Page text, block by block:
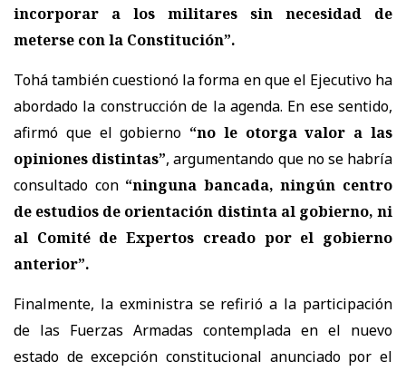
incorporar a los militares sin necesidad de
meterse con la Constitución”.
Tohá también cuestionó la forma en que el Ejecutivo ha
abordado la construcción de la agenda. En ese sentido,
afirmó que el gobierno “no le otorga valor a las
opiniones distintas”, argumentando que no se habría
consultado con “ninguna bancada, ningún centro
de estudios de orientación distinta al gobierno, ni
al Comité de Expertos creado por el gobierno
anterior”.
Finalmente, la exministra se refirió a la participación
de las Fuerzas Armadas contemplada en el nuevo
estado de excepción constitucional anunciado por el